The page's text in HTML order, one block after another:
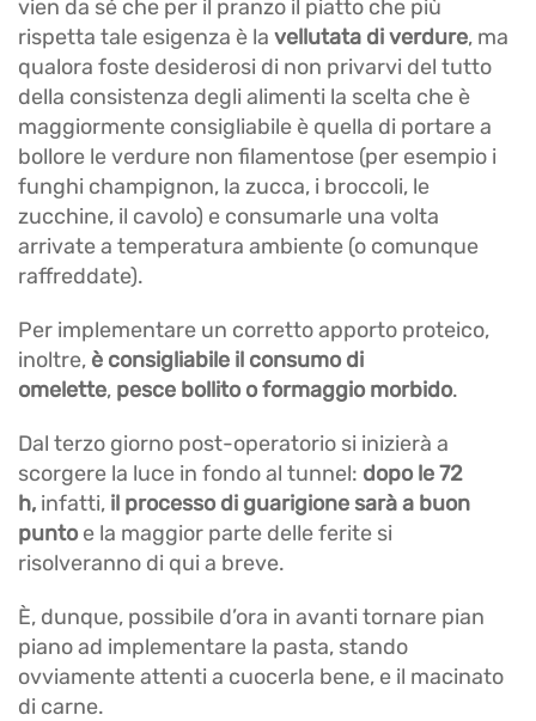
vien da sé che per il pranzo il piatto che più
rispetta tale esigenza è la vellutata di verdure, ma
qualora foste desiderosi di non privarvi del tutto
della consistenza degli alimenti la scelta che è
maggiormente consigliabile è quella di portare a
bollore le verdure non filamentose (per esempio i
funghi champignon, la zucca, i broccoli, le
zucchine, il cavolo) e consumarle una volta
arrivate a temperatura ambiente (o comunque
raffreddate).
Per implementare un corretto apporto proteico,
inoltre, è consigliabile il consumo di
omelette, pesce bollito o formaggio morbido.
Dal terzo giorno post-operatorio si inizierà a
scorgere la luce in fondo al tunnel: dopo le 72
h, infatti, il processo di guarigione sarà a buon
punto e la maggior parte delle ferite si
risolveranno di qui a breve.
È, dunque, possibile d’ora in avanti tornare pian
piano ad implementare la pasta, stando
ovviamente attenti a cuocerla bene, e il macinato
di carne.